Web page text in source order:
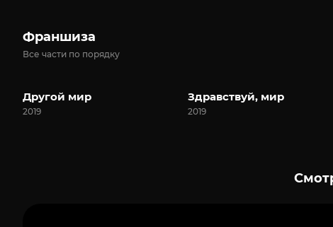
Франшиза
Все части по порядку
Другой мир
2019
Здравствуй, мир
2019